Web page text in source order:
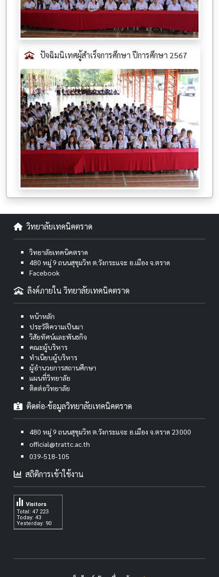
ปัจฉิมนิเทศผู้สำเร็จการศึกษา ปีการศึกษา 2567
วิทยาลัยเทคนิคตราด
วิทยาลัยเทคนิคตราด
480 หมู่ 9 ถนนสุขุมวิท ต.วังกระแจะ อ.เมือง จ.ตราด
Facebook
ลิงค์ภายใน วิทยาลัยเทคนิคตราด
หน้าหลัก
ประวัติความเป็นมา
วิสัยทัศน์และพันธกิจ
คณะผู้บริหาร
ทำเนียบผู้บริหาร
ผู้อำนวยการสถานศึกษา
แผนที่วิทยาลัย
ติดต่อวิทยาลัย
ติดต่อ-ข้อมูลวิทยาลัยเทคนิคตราด
480 หมู่ 9 ถนนสุขุมวิท ต.วังกระแจะ อ.เมือง จ.ตราด 23000
official@trattc.ac.th
039-518-105
สถิติการเข้าใช้งาน
Total: 47 223
Today: 43
Yesterday: 90
Visitors